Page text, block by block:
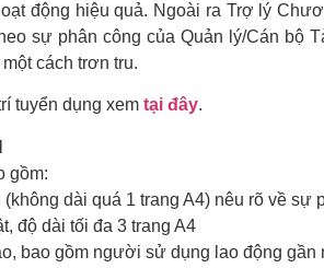
động hiệu quả. Ngoài ra Trợ lý
sự phân công của Quản lý/Cán bộ
cách trơn tru.
tuyển dụng xem tại đây.
gồm:
dài quá 1 trang A4) nêu rõ về
độ dài tối đa 3 trang A4
bao gồm người sử dụng lao động gần